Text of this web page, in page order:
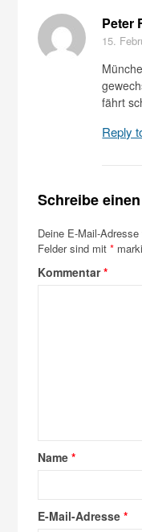
Peter
15.
fährt
Reply
Schreibe
Deine E-Mail-
Felder sind mit*
Kommentar*
Name*
E-Mail-Adresse*